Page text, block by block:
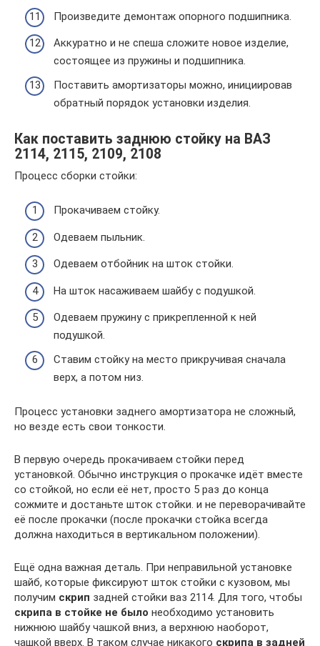
Произведите демонтаж опорного подшипника.
Аккуратно и не спеша сложите новое изделие,
состоящее из пружины и подшипника.
Поставить амортизаторы можно, инициировав
обратный порядок установки изделия.
Как поставить заднюю стойку на ВАЗ
2114, 2115, 2109, 2108
Процесс сборки стойки:
Прокачиваем стойку.
Одеваем пыльник.
Одеваем отбойник на шток стойки.
На шток насаживаем шайбу с подушкой.
Одеваем пружину с прикрепленной к ней
подушкой.
Ставим стойку на место прикручивая сначала
верх, а потом низ.
Процесс установки заднего амортизатора не сложный,
но везде есть свои тонкости.
В первую очередь прокачиваем стойки перед
установкой. Обычно инструкция о прокачке идёт вместе
со стойкой, но если её нет, просто 5 раз до конца
сожмите и достаньте шток стойки. и не переворачивайте
её после прокачки (после прокачки стойка всегда
должна находиться в вертикальном положении).
Ещё одна важная деталь. При неправильной установке
шайб, которые фиксируют шток стойки с кузовом, мы
получим скрип задней стойки ваз 2114. Для того, чтобы
скрипа в стойке не было необходимо установить
нижнюю шайбу чашкой вниз, а верхнюю наоборот,
чашкой вверх. В таком случае никакого скрипа в задней